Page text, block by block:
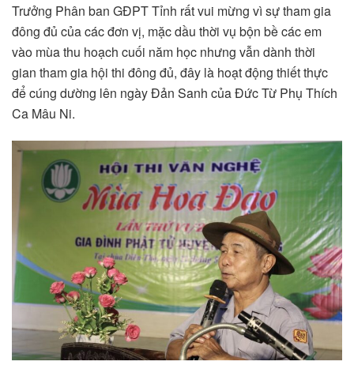
Trưởng Phân ban GĐPT Tỉnh rất vui mừng vì sự tham gia
đông đủ của các đơn vị, mặc dầu thời vụ bộn bề các em
vào mùa thu hoạch cuối năm học nhưng vẫn dành thời
gian tham gia hội thi đông đủ, đây là hoạt động thiết thực
để cúng dường lên ngày Đản Sanh của Đức Từ Phụ Thích
Ca Mâu Ni.